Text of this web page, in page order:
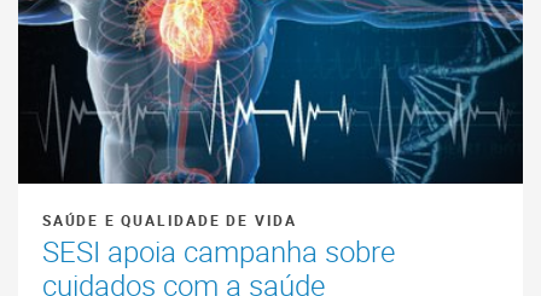
SAÚDE E QUALIDADE DE VIDA
SESI apoia campanha sobre
cuidados com a saúde